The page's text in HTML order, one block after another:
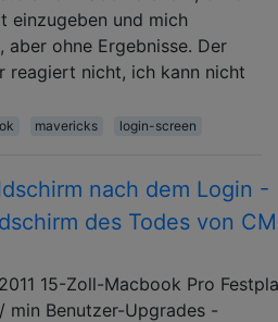
einzugeben und mich
aber ohne Ergebnisse. Der
reagiert nicht, ich kann nicht
mavericks login-screen
nach dem Login -
des Todes von
15-Zoll-Macbook Pro
min Benutzer-Upgrades -